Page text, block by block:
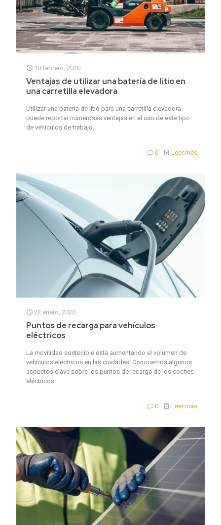
10 febrero, 2020
Ventajas de utilizar una batería de litio en
una carretilla elevadora
Utilizar una batería de litio para una carretilla elevadora
puede reportar numerosas ventajas en el uso de este tipo
de vehículos de trabajo.
0 Leer más
22 enero, 2020
Puntos de recarga para vehículos
eléctricos
La movilidad sostenible está aumentando el volumen de
vehículos eléctricos en las ciudades. Conocemos algunos
aspectos clave sobre los puntos de recarga de los coches
eléctricos.
0 Leer más